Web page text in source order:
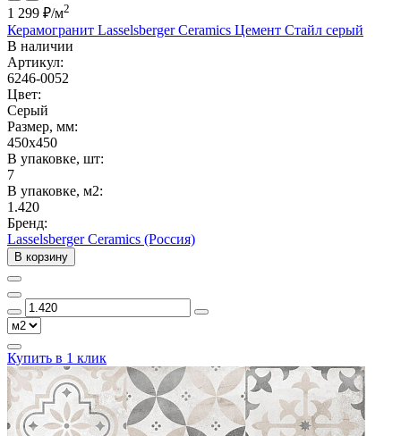
1 299 ₽/м2
Керамогранит Lasselsberger Ceramics Цемент Стайл серый
В наличии
Артикул:
6246-0052
Цвет:
Серый
Размер, мм:
450x450
В упаковке, шт:
7
В упаковке, м2:
1.420
Бренд:
Lasselsberger Ceramics (Россия)
В корзину
Купить в 1 клик